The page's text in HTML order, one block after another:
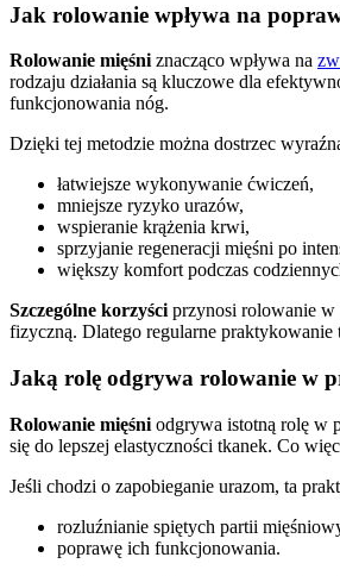
Jak rolowanie wpływa na
Rolowanie mięśni znacząco wpływa na
rodzaju działania są kluczowe dla
funkcjonowania nóg.
Dzięki tej metodzie można dostrzec
łatwiejsze wykonywanie ćwiczeń,
mniejsze ryzyko urazów,
wspieranie krążenia krwi,
sprzyjanie regeneracji mięśni po
większy komfort podczas
Szczególne korzyści przynosi rolowanie
fizyczną. Dlatego regularne
Jaką rolę odgrywa rolowanie w
Rolowanie mięśni odgrywa istotną rolę w
się do lepszej elastyczności tkanek. Co
Jeśli chodzi o zapobieganie urazom, ta
rozluźnianie spiętych partii
poprawę ich funkcjonowania.